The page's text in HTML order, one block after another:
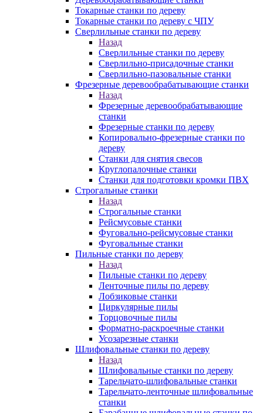
Токарные станки по дереву
Токарные станки по дереву с ЧПУ
Сверлильные станки по дереву
Назад
Сверлильные станки по дереву
Сверлильно-присадочные станки
Сверлильно-пазовальные станки
Фрезерные деревообрабатывающие станки
Назад
Фрезерные деревообрабатывающие
станки
Фрезерные станки по дереву
Копировально-фрезерные станки по
дереву
Станки для снятия свесов
Круглопалочные станки
Станки для подготовки кромки ПВХ
Строгальные станки
Назад
Строгальные станки
Рейсмусовые станки
Фуговально-рейсмусовые станки
Фуговальные станки
Пильные станки по дереву
Назад
Пильные станки по дереву
Ленточные пилы по дереву
Лобзиковые станки
Циркулярные пилы
Торцовочные пилы
Форматно-раскроечные станки
Усозарезные станки
Шлифовальные станки по дереву
Назад
Шлифовальные станки по дереву
Тарельчато-шлифовальные станки
Тарельчато-ленточные шлифовальные
станки